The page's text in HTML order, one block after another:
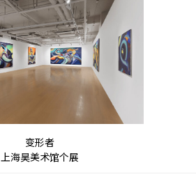
变形者
上海昊美术馆个展